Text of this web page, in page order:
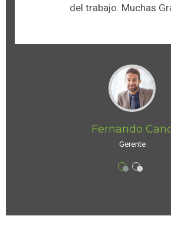
del trabajo. Muchas
Fernando
Gerente